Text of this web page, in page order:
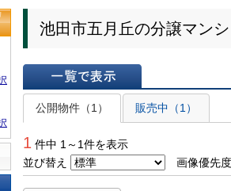
池田市五月丘の分譲マン
一覧で表示
公開物件（1）
販売中（1）
1 件中 1～1件を表示
並び替え
画像優先度